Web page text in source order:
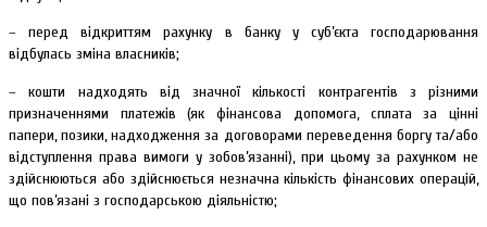
– перед відкриттям рахунку в банку у суб’єкта господарювання
відбулась зміна власників;
– кошти надходять від значної кількості контрагентів з різними
призначеннями платежів (як фінансова допомога, сплата за цінні
папери, позики, надходження за договорами переведення боргу та/або
відступлення права вимоги у зобов’язанні), при цьому за рахунком не
здійснюються або здійснюється незначна кількість фінансових операцій,
що пов’язані з господарською діяльністю;